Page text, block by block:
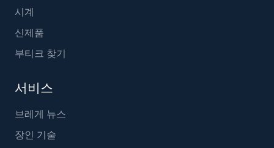
시계
신제품
부티크 찾기
서비스
브레게 뉴스
장인 기술